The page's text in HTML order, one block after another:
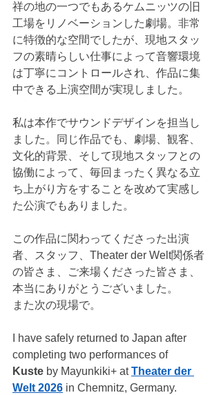
祥の地の一つでもあるケムニッツの旧
工場をリノベーションした劇場。非常
に特徴的な空間でしたが、現地スタッ
フの素晴らしい仕事によって音響環境
は丁寧にコントロールされ、作品に集
中できる上演空間が実現しました。
私は本作でサウンドデザインを担当し
ました。同じ作品でも、劇場、観客、
文化的背景、そして現地スタッフとの
協働によって、毎回まったく異なる立
ち上がり方をすることを改めて実感し
た公演でもありました。
この作品に関わってくださった出演
者、スタッフ、Theater der Welt関係者
の皆さま、ご来場くださった皆さま、
本当にありがとうございました。
また次の現場で。
I have safely returned to Japan after
completing two performances of
Kuste by Mayunkiki+ at Theater der
Welt 2026 in Chemnitz, Germany.